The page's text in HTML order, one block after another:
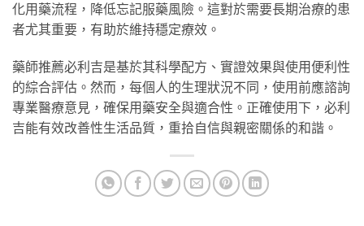
化用藥流程，降低忘記服藥風險。這對於需要長期治療的患
者尤其重要，有助於維持穩定療效。
藥師推薦必利吉是基於其科學配方、實證效果與使用便利性
的綜合評估。然而，每個人的生理狀況不同，使用前應諮詢
專業醫療意見，確保用藥安全與適合性。正確使用下，必利
吉能有效改善性生活品質，重拾自信與親密關係的和諧。